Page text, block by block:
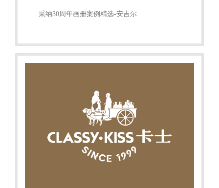
采纳30周年画册案例精选-安吉尔